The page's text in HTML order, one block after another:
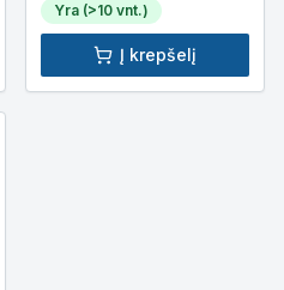
Yra (>10 vnt.)
Į krepšelį